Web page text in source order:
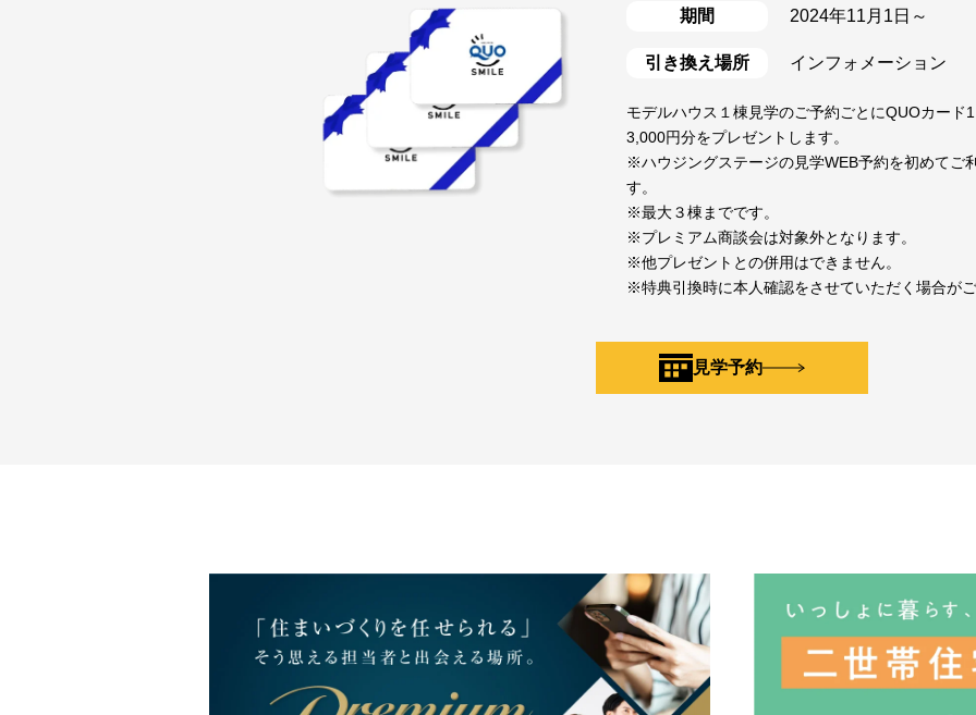
期間 2024年11月1日～
引き換え場所 インフォメーション
モデルハウス１棟見学のご予約ごとにQUOカード
3,000円分をプレゼントします。
※ハウジングステージの見学WEB予約を初めてご
す。
※最大３棟までです。
※プレミアム商談会は対象外となります。
※他プレゼントとの併用はできません。
※特典引換時に本人確認をさせていただく場合が
見学予約